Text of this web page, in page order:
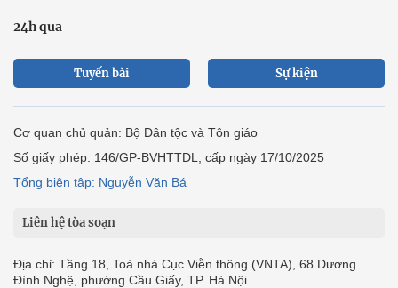
24h qua
Tuyến bài Sự kiện
Cơ quan chủ quản: Bộ Dân tộc và Tôn giáo
Số giấy phép: 146/GP-BVHTTDL, cấp ngày 17/10/2025
Tổng biên tập: Nguyễn Văn Bá
Liên hệ tòa soạn
Địa chỉ: Tầng 18, Toà nhà Cục Viễn thông (VNTA), 68 Dương
Đình Nghệ, phường Cầu Giấy, TP. Hà Nội.